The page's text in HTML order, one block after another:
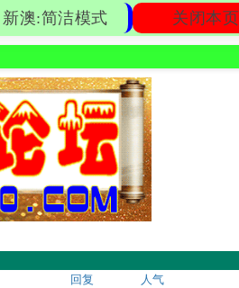
新澳:简洁模式 关闭本页
回复 人气